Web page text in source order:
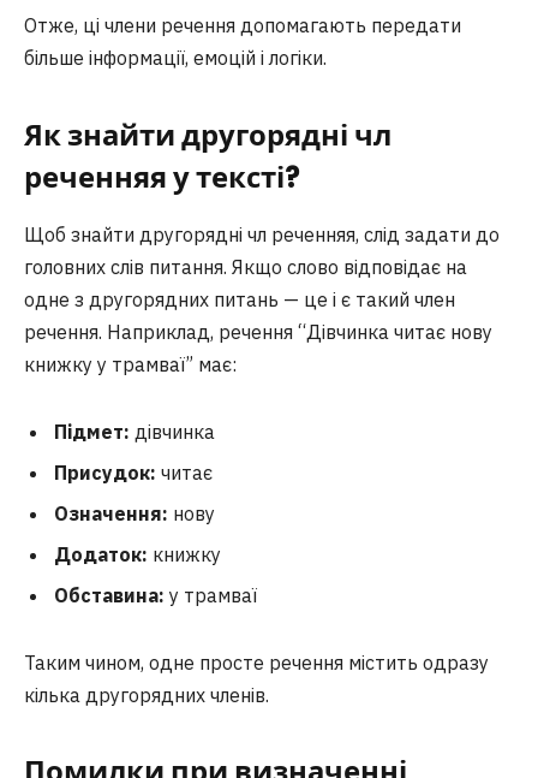
Отже, ці члени речення допомагають передати
більше інформації, емоцій і логіки.
Як знайти другорядні чл
реченняя у тексті?
Щоб знайти другорядні чл реченняя, слід задати до
головних слів питання. Якщо слово відповідає на
одне з другорядних питань — це і є такий член
речення. Наприклад, речення “Дівчинка читає нову
книжку у трамваї” має:
Підмет: дівчинка
Присудок: читає
Означення: нову
Додаток: книжку
Обставина: у трамваї
Таким чином, одне просте речення містить одразу
кілька другорядних членів.